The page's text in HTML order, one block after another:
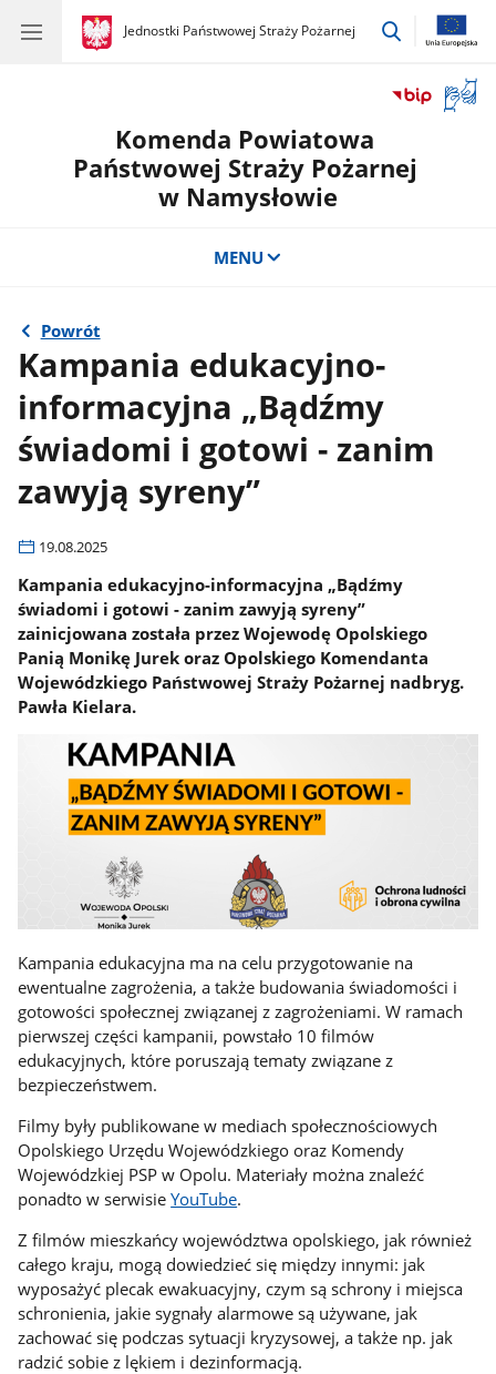
gov.pl
Jednostki Państwowej Straży Pożarnej
gov.pl
Jednostki
przejdź
okno
Komenda Powiatowa
Państwowej Straży Pożarnej
w Namysłowie
MENU
Powrót
Kampania edukacyjno-
informacyjna „Bądźmy
świadomi i gotowi - zanim
zawyją syreny”
19.08.2025
Kampania edukacyjno-informacyjna „Bądźmy
świadomi i gotowi - zanim zawyją syreny”
zainicjowana została przez Wojewodę Opolskiego
Panią Monikę Jurek oraz Opolskiego Komendanta
Wojewódzkiego Państwowej Straży Pożarnej nadbryg.
Pawła Kielara.
Kampania edukacyjna ma na celu przygotowanie na
ewentualne zagrożenia, a także budowania świadomości i
gotowości społecznej związanej z zagrożeniami. W ramach
pierwszej części kampanii, powstało 10 filmów
edukacyjnych, które poruszają tematy związane z
bezpieczeństwem.
Filmy były publikowane w mediach społecznościowych
Opolskiego Urzędu Wojewódzkiego oraz Komendy
Wojewódzkiej PSP w Opolu. Materiały można znaleźć
ponadto w serwisieYouTube.
Z filmów mieszkańcy województwa opolskiego, jak również
całego kraju, mogą dowiedzieć się między innymi: jak
wyposażyć plecak ewakuacyjny, czym są schrony i miejsca
schronienia, jakie sygnały alarmowe są używane, jak
zachować się podczas sytuacji kryzysowej, a także np. jak
radzić sobie z lękiem i dezinformacją.